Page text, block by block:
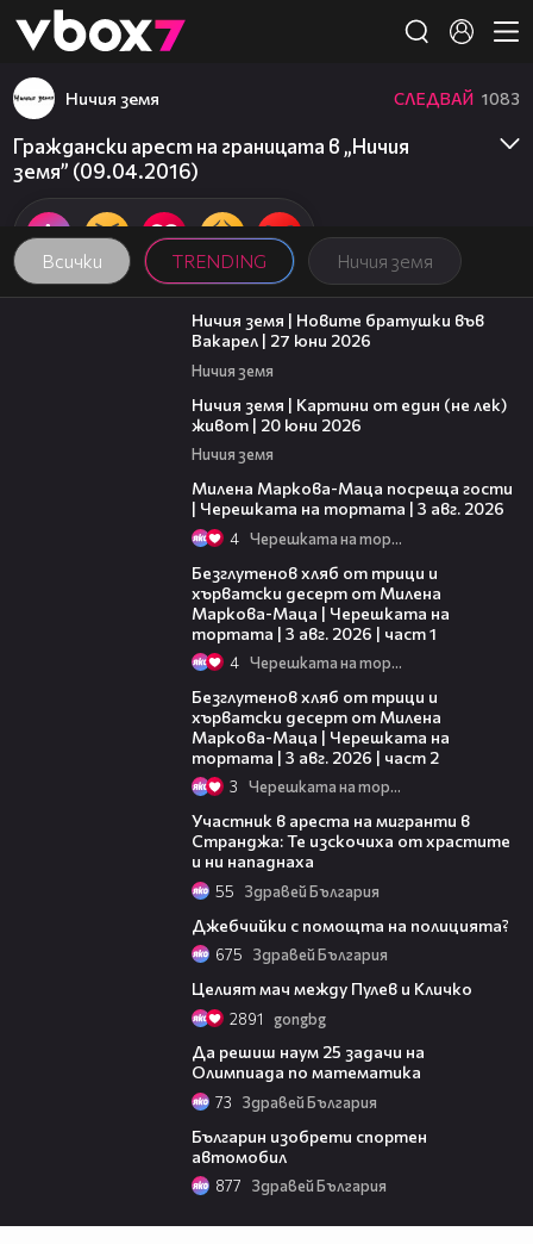
👾
Всички TRENDING Ничия земя
Ничия земя СЛЕДВАЙ 1083
Граждански арест на границата в „Ничия
земя” (09.04.2016)
47:07
Ничия земя | Новите братушки във
Вакарел | 27 юни 2026
Ничия земя
Ничия земя | Картини от един (не лек)
живот | 20 юни 2026
Ничия земя
Милена Маркова-Маца посреща гости
| Черешката на тортата | 3 авг. 2026
4 Черешката на тортата
Безглутенов хляб от трици и
хърватски десерт от Милена
Маркова-Маца | Черешката на
тортата | 3 авг. 2026 | част 1
4 Черешката на тортата
Безглутенов хляб от трици и
хърватски десерт от Милена
Маркова-Маца | Черешката на
тортата | 3 авг. 2026 | част 2
3 Черешката на тортата
Участник в ареста на мигранти в
Странджа: Те изскочиха от храстите
и ни нападнаха
55 Здравей България
Джебчийки с помощта на полицията?
675 Здравей България
Целият мач между Пулев и Кличко
2891 gongbg
Да решиш наум 25 задачи на
Олимпиада по математика
73 Здравей България
Българин изобрети спортен
автомобил
877 Здравей България